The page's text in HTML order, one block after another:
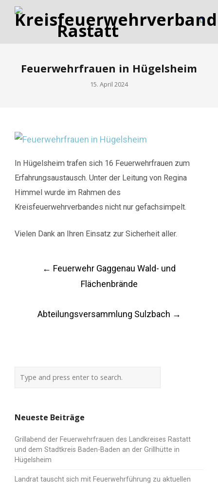
Feuerwehrfrauen in Hügelsheim
15. April 2024
In Hügelsheim trafen sich 16 Feuerwehrfrauen zum
Erfahrungsaustausch. Unter der Leitung von Regina
Himmel wurde im Rahmen des
Kreisfeuerwehrverbandes nicht nur gefachsimpelt.
Vielen Dank an Ihren Einsatz zur Sicherheit aller.
navigation
← Feuerwehr Gaggenau Wald- und
Flächenbrände
Abteilungsversammlung Sulzbach →
Neueste Beiträge
Grillabend der Feuerwehrfrauen des Landkreises Rastatt
und dem Stadtkreis Baden-Baden an der Grillhütte in
Hügelsheim
Landrat tauscht sich mit Feuerwehrführung zu aktuellen